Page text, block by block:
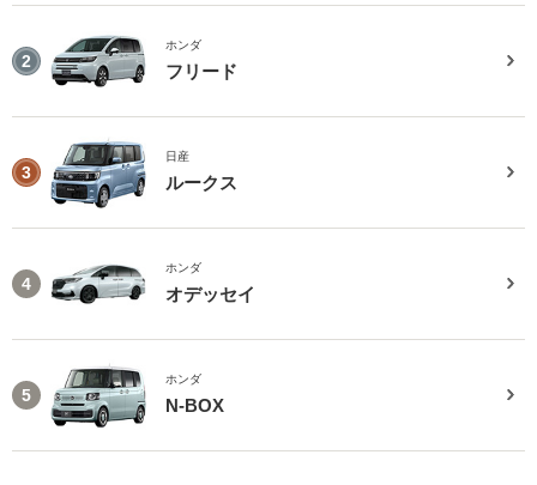
2
ホンダ
フリード
3
日産
ルークス
4
ホンダ
オデッセイ
5
ホンダ
N-BOX